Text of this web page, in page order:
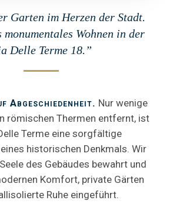
Garten im Herzen der Stadt.
monumentales Wohnen in der
Delle Terme 18.”
Nur wenige
römischen Thermen entfernt, ist
Terme eine sorgfältige
historischen Denkmals. Wir
des Gebäudes bewahrt und
Komfort, private Gärten
Ruhe eingeführt.